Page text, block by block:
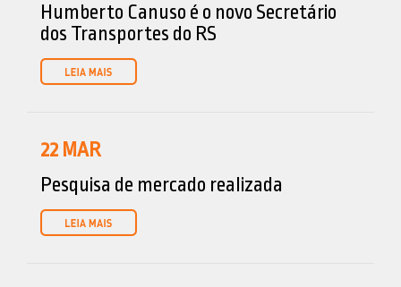
Humberto Canuso é o novo Secretário
dos Transportes do RS
22 MAR
Pesquisa de mercado realizada